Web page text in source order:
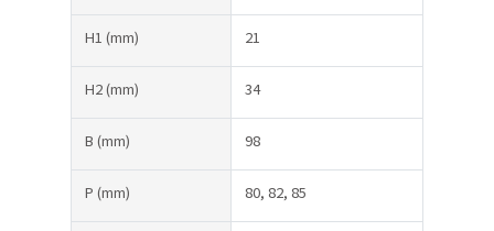
H1 (mm) 21
H2(mm) 34
B (mm) 98
P (mm) 80, 82, 85